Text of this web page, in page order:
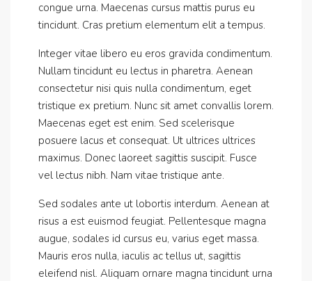
congue urna. Maecenas cursus mattis purus eu
tincidunt. Cras pretium elementum elit a tempus.
Integer vitae libero eu eros gravida condimentum.
Nullam tincidunt eu lectus in pharetra. Aenean
consectetur nisi quis nulla condimentum, eget
tristique ex pretium. Nunc sit amet convallis lorem.
Maecenas eget est enim. Sed scelerisque
posuere lacus et consequat. Ut ultrices ultrices
maximus. Donec laoreet sagittis suscipit. Fusce
vel lectus nibh. Nam vitae tristique ante.
Sed sodales ante ut lobortis interdum. Aenean at
risus a est euismod feugiat. Pellentesque magna
augue, sodales id cursus eu, varius eget massa.
Mauris eros nulla, iaculis ac tellus ut, sagittis
eleifend nisl. Aliquam ornare magna tincidunt urna